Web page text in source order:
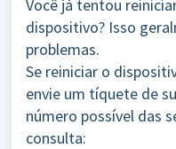
Você já tentou
dispositivo? Isso
problemas.
Se reiniciar o
envie um tíquete de
número possível das
consulta: